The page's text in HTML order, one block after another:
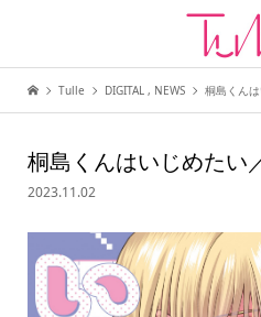
Tulle DIGITAL , NEWS 桐島くん
桐島くんはいじめたい
2023.11.02